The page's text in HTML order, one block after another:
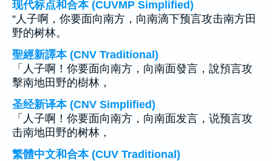
现代标点和合本 (CUVMP Simplified)
“人子啊，你要面向南方，向南滴下预言攻击南方田
野的树林。
聖經新譯本 (CNV Traditional)
「人子啊！你要面向南方，向南面發言，說預言攻
擊南地田野的樹林，
圣经新译本 (CNV Simplified)
「人子啊！你要面向南方，向南面发言，说预言攻
击南地田野的树林，
繁體中文和合本 (CUV Traditional)